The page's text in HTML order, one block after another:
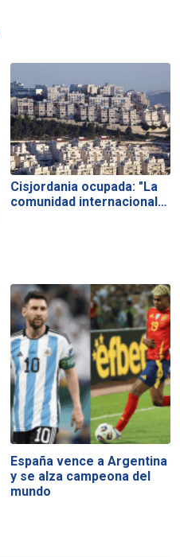
Cisjordania ocupada: "La
comunidad internacional…
España vence a Argentina
y se alza campeona del
mundo